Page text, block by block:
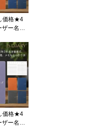
価格★4
ザー名入
帳 JSダ
間 ウィー
ール便送
11月始ま
日から
イアリー
対応
価格★4
ザー名入